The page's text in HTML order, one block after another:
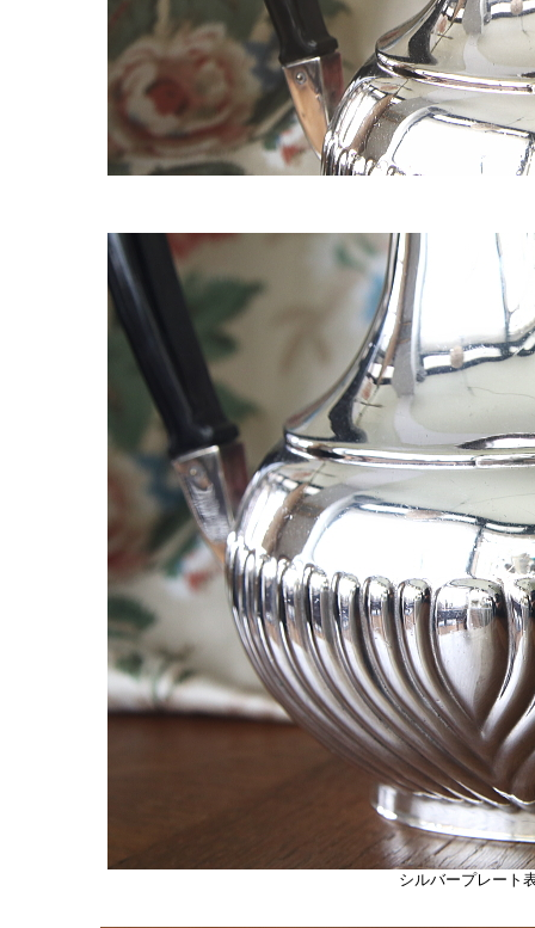
シルバープレート